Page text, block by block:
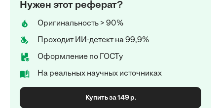
Нужен этот реферат?
Оригинальность > 90%
Проходит ИИ-детект на 99,9%
Оформление по ГОСТу
На реальных научных источниках
Купить за 149 р.